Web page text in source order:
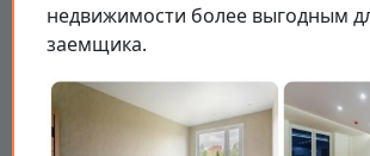
недвижимости более выгодным
заемщика.